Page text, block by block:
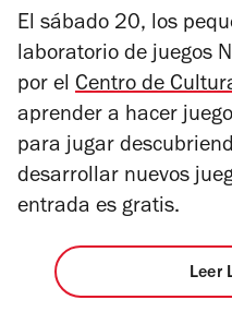
El sábado 20, los
laboratorio de juegos
por el Centro de
aprender a hacer
para jugar
desarrollar nuevos
entrada es gratis.
Leer